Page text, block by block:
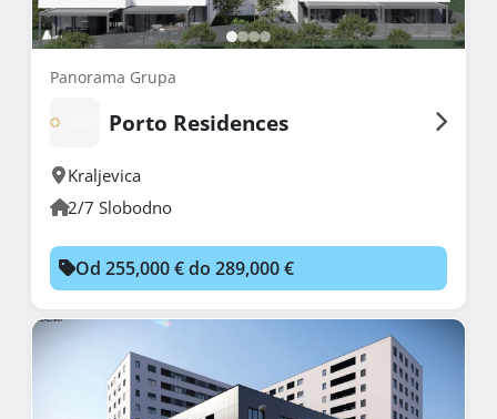
Panorama Grupa
Porto Residences
Kraljevica
2/7 Slobodno
Od 255,000 € do 289,000 €